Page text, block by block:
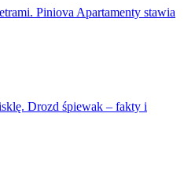
Piniova Apartamenty stawia
Drozd śpiewak – fakty i